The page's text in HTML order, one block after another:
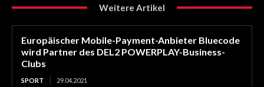
Weitere Artikel
Europäischer Mobile-Payment-Anbieter Bluecode
wird Partner des DEL2 POWERPLAY-Business-
Clubs
SPORT 29.04.2021